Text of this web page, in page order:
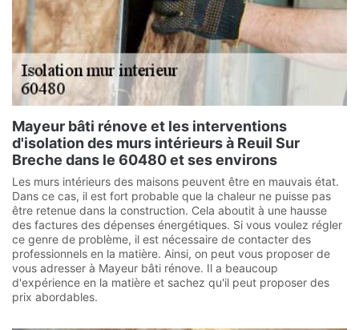
Mayeur bâti rénove et les interventions
d'isolation des murs intérieurs à Reuil Sur
Breche dans le 60480 et ses environs
Les murs intérieurs des maisons peuvent être en mauvais état.
Dans ce cas, il est fort probable que la chaleur ne puisse pas
être retenue dans la construction. Cela aboutit à une hausse
des factures des dépenses énergétiques. Si vous voulez régler
ce genre de problème, il est nécessaire de contacter des
professionnels en la matière. Ainsi, on peut vous proposer de
vous adresser à Mayeur bâti rénove. Il a beaucoup
d'expérience en la matière et sachez qu'il peut proposer des
prix abordables.